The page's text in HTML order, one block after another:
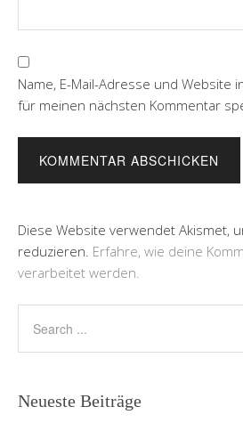
Name, E-Mail-Adresse und Website
für meinen nächsten Kommentar
Diese Website verwendet Akismet,
reduzieren. Erfahre, wie deine
verarbeitet werden.
Neueste Beiträge